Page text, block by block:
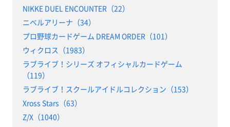
NIKKE DUEL ENCOUNTER（22）
ニベルアリーナ（34）
プロ野球カードゲーム DREAM ORDER（101）
ウィクロス（1983）
ラブライブ！シリーズ オフィシャルカードゲーム
（119）
ラブライブ！スクールアイドルコレクション（153）
Xross Stars（63）
Z/X（1040）